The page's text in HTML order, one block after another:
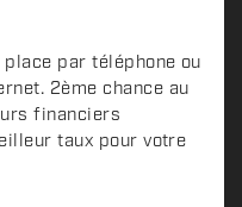
par téléphone ou
2ème chance au
financiers
taux pour votre